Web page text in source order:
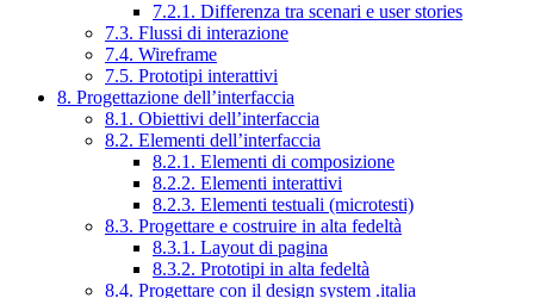
7.2.1. Differenza tra scenari e user stories
7.3. Flussi di interazione
7.4. Wireframe
7.5. Prototipi interattivi
8. Progettazione dell’interfaccia
8.1. Obiettivi dell’interfaccia
8.2. Elementi dell’interfaccia
8.2.1. Elementi di composizione
8.2.2. Elementi interattivi
8.2.3. Elementi testuali (microtesti)
8.3. Progettare e costruire in alta fedeltà
8.3.1. Layout di pagina
8.3.2. Prototipi in alta fedeltà
8.4. Progettare con il design system .italia